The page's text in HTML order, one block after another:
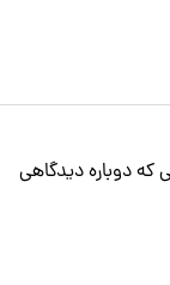
که دوباره دیدگاهی